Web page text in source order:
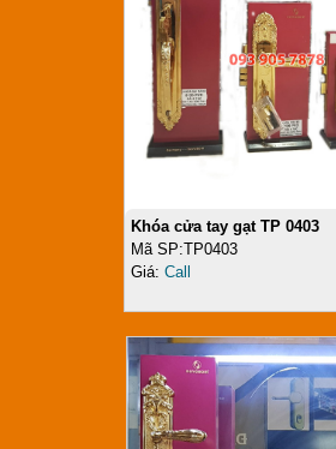
Khóa cửa tay gạt TP 0403
Mã SP:TP0403
Giá: Call